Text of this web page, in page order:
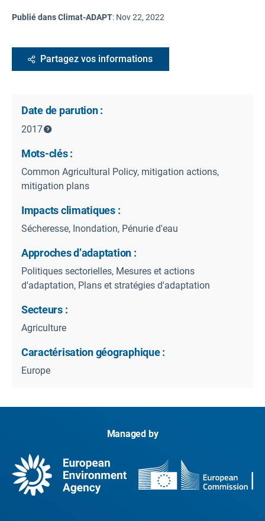
Publié dans Climat-ADAPT: Nov 22, 2022
Partagez vos informations
Date de parution :
2017
Mots-clés :
Common Agricultural Policy, mitigation actions,
mitigation plans
Impacts climatiques :
Sécheresse, Inondation, Pénurie d'eau
Approches d’adaptation :
Politiques sectorielles, Mesures et actions
d'adaptation, Plans et stratégies d'adaptation
Secteurs :
Agriculture
Caractérisation géographique :
Europe
Managed by